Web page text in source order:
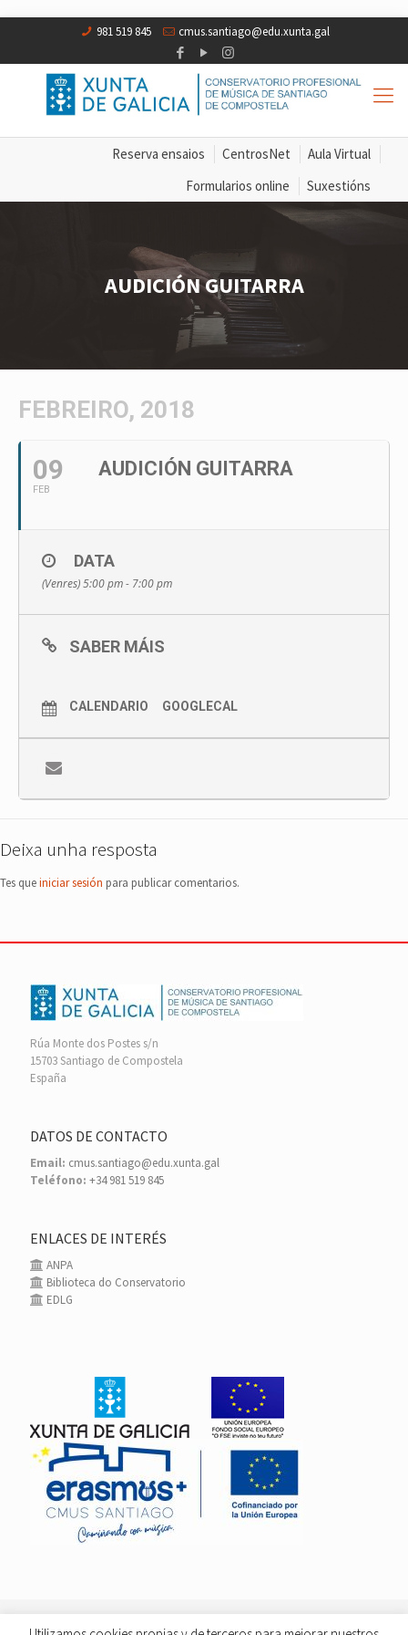
981 519 845 cmus.santiago@edu.xunta.gal
Reserva ensaios CentrosNet
Aula Virtual
Formularios online
Suxestións
AUDICIÓN GUITARRA
FEBREIRO, 2018
09
FEB
AUDICIÓN GUITARRA
DATA
(Venres) 5:00 pm - 7:00 pm
SABER MÁIS
CALENDARIO GOOGLECAL
Deixa unha resposta
Tes queiniciar sesión para publicar comentarios.
Rúa Monte dos Postes s/n
15703 Santiago de Compostela
España
DATOS DE CONTACTO
Email: cmus.santiago@edu.xunta.gal
Teléfono: +34 981 519 845
ENLACES DE INTERÉS
ANPA
Biblioteca do Conservatorio
EDLG